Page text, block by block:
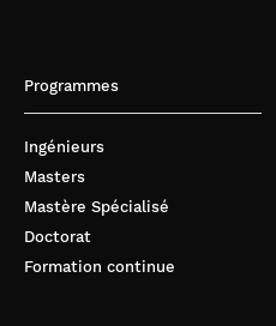
Programmes
Ingénieurs
Masters
Mastère Spécialisé
Doctorat
Formation continue